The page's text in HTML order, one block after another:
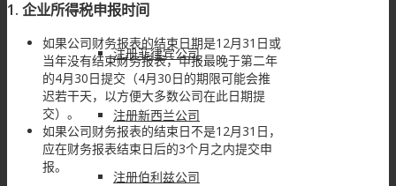
注册菲律宾公司
注册新西兰公司
注册伯利兹公司
1. 企业所得税申报时间
如果公司财务报表的结束日期是12月31日或
当年没有结束财务报表，申报最晚于第二年
的4月30日提交（4月30日的期限可能会推
迟若干天，以方便大多数公司在此日期提
交）。
如果公司财务报表的结束日不是12月31日，
应在财务报表结束日后的3个月之内提交申
报。